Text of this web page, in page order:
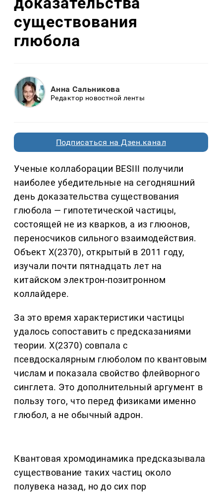
существования
глюбола
Анна Сальникова
Редактор новостной ленты
Подписаться на Дзен.канал
Ученые коллаборации BESIII получили
наиболее убедительные на сегодняшний
день доказательства существования
глюбола — гипотетической частицы,
состоящей не из кварков, а из глюонов,
переносчиков сильного взаимодействия.
Объект X(2370), открытый в 2011 году,
изучали почти пятнадцать лет на
китайском электрон-позитронном
коллайдере.
За это время характеристики частицы
удалось сопоставить с предсказаниями
теории. X(2370) совпала с
псевдоскалярным глюболом по квантовым
числам и показала свойство флейворного
синглета. Это дополнительный аргумент в
пользу того, что перед физиками именно
глюбол, а не обычный адрон.
Квантовая хромодинамика предсказывала
существование таких частиц около
полувека назад, но до сих пор